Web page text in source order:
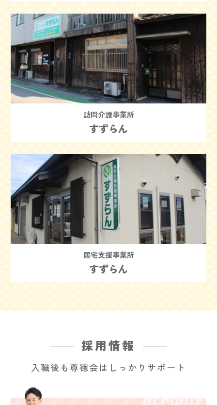
訪問介護事業所
すずらん
居宅支援事業所
すずらん
採用情報
入職後も尊徳会はしっかりサポート